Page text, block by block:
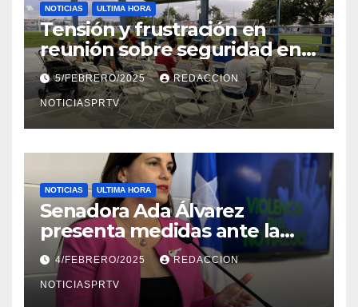
NOTICIAS ULTIMA HORA
Tensión y frustración en
reunión sobre seguridad en
Reparto Metropolitano
5/FEBRERO/2025 REDACCION
NOTICIASPRTV
NOTICIAS ULTIMA HORA
Senadora Ada Álvarez
presenta medidas ante la
violencia en el noviazgo
4/FEBRERO/2025 REDACCION
NOTICIASPRTV